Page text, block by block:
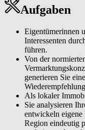
Aufgaben
Eigentümerinnen
Interessenten
führen.
Von der
generieren Sie
Als lokaler
Sie analysieren
entwickeln
Region eindeutig